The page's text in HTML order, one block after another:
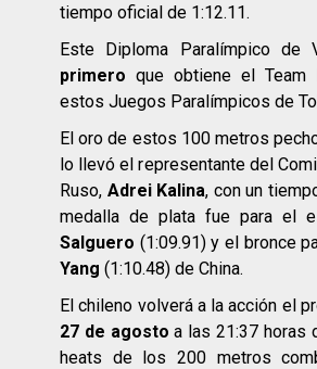
tiempo oficial de 1:12.11.
Este Diploma Paralímpico de
primero que obtiene el Team
estos Juegos Paralímpicos de
El oro de estos 100 metros
lo llevó el representante del
Ruso, Adrei Kalina, con un
medalla de plata fue para el
Salguero (1:09.91) y el bronce
Yang (1:10.48) de China.
El chileno volverá a la acción el
27 de agosto a las 21:37 horas
heats de los 200 metros